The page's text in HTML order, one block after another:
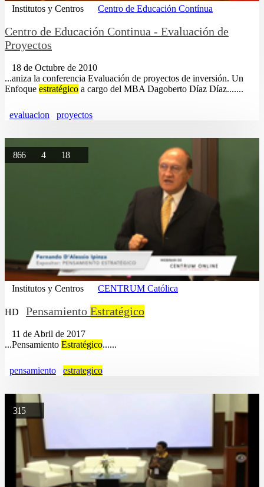
Institutos y Centros Centro de Educación Contínua
Centro de Educación Continua - Evaluación de
Proyectos
18 de Octubre de 2010
...aniza la conferencia Evaluación de proyectos de inversión. Un
Enfoque estratégico a cargo del MBA Dagoberto Dí­az Dí­az.......
evaluacion proyectos
866 4 18
Institutos y Centros CENTRUM Católica
HD Pensamiento Estratégico
11 de Abril de 2017
...Pensamiento Estratégico......
pensamiento estrategico
315